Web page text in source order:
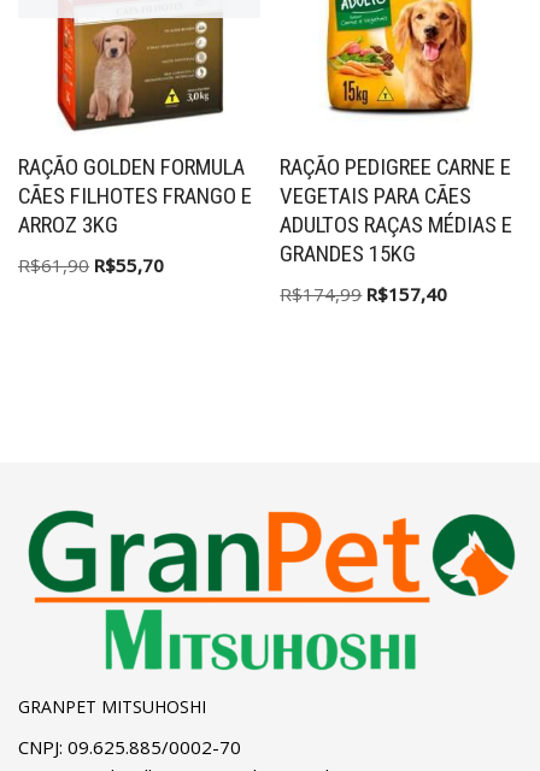
RAÇÃO GOLDEN FORMULA
CÃES FILHOTES FRANGO E
ARROZ 3KG
R$61,90 R$55,70
RAÇÃO PEDIGREE CARNE E
VEGETAIS PARA CÃES
ADULTOS RAÇAS MÉDIAS E
GRANDES 15KG
R$174,99 R$157,40
GRANPET MITSUHOSHI
CNPJ: 09.625.885/0002-70